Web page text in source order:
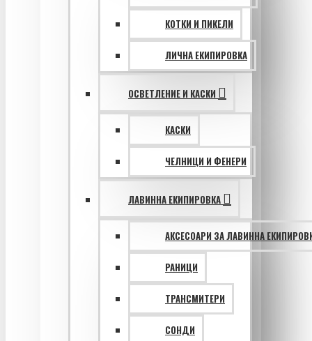
КОТКИ И ПИКЕЛИ
ЛИЧНА ЕКИПИРОВКА
ОСВЕТЛЕНИЕ И КАСКИ
КАСКИ
ЧЕЛНИЦИ И ФЕНЕРИ
ЛАВИННА ЕКИПИРОВКА
АКСЕСОАРИ ЗА ЛАВИННА
РАНИЦИ
ТРАНСМИТЕРИ
СОНДИ